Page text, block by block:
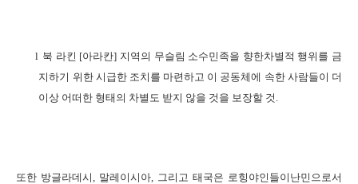
l 북 라킨 [아라칸] 지역의 무슬림 소수민족을 향한차별적 행위를 금
지하기 위한 시급한 조치를 마련하고 이 공동체에 속한 사람들이 더
이상 어떠한 형태의 차별도 받지 않을 것을 보장할 것 .
또한 방글라데시, 말레이시아, 그리고 태국은 로힝야인들이난민으로서